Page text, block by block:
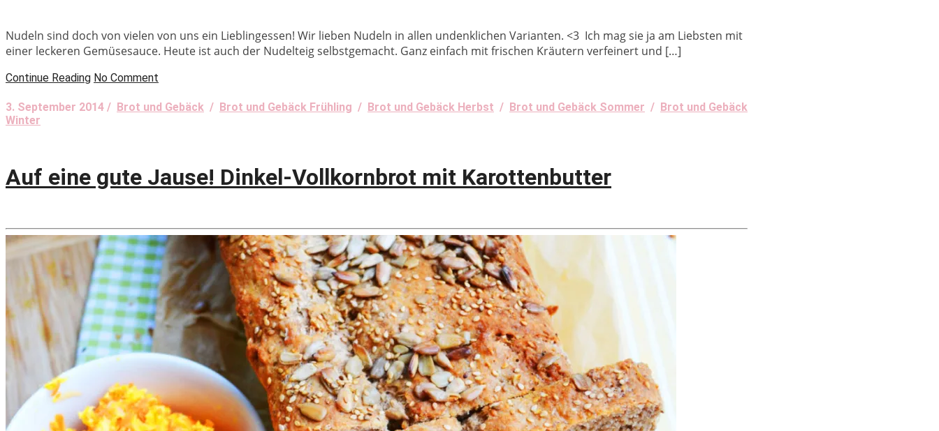
Nudeln sind doch von vielen von uns ein Lieblingessen! Wir lieben Nudeln in allen undenklichen Varianten. <3 Ich mag sie ja am Liebsten mit
einer leckeren Gemüsesauce. Heute ist auch der Nudelteig selbstgemacht. Ganz einfach mit frischen Kräutern verfeinert und […]
Continue Reading No Comment
3. September 2014 / Brot und Gebäck / Brot und Gebäck Frühling / Brot und Gebäck Herbst / Brot und Gebäck Sommer / Brot und Gebäck
Winter
Auf eine gute Jause! Dinkel-Vollkornbrot mit Karottenbutter